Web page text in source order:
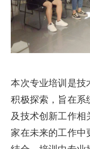
本次专业培训是技
积极探索，旨在系
及技术创新工作相
家在未来的工作中